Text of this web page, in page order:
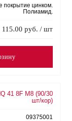
покрытие цинком.
Полиамид.
115.00 руб. / шт
41 8F M8 (90/30
шт/кор)
09375001